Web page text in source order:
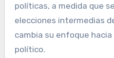
políticas, a medida que
elecciones intermedias
cambia su enfoque
político.